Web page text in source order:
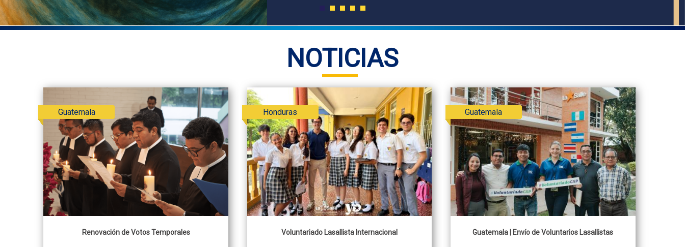
NOTICIAS
Guatemala
Renovación de Votos Temporales
Honduras
Voluntariado Lasallista Internacional
Guatemala
Guatemala | Envío de Voluntarios Lasallistas